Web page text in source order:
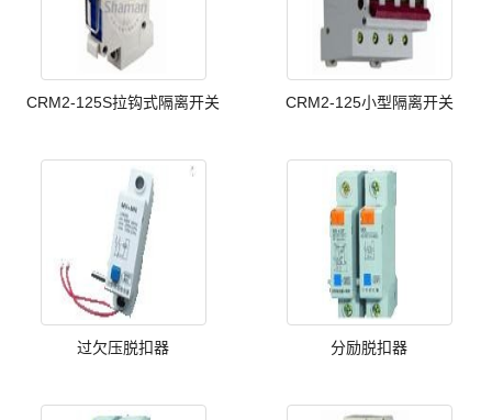
CRM2-125S拉钩式隔离开关 CRM2-125小型隔离开关
过欠压脱扣器 分励脱扣器